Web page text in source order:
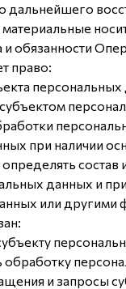
дальнейшего
обязанности
право:
при наличии
данных и
или другими
обработку
и запросы